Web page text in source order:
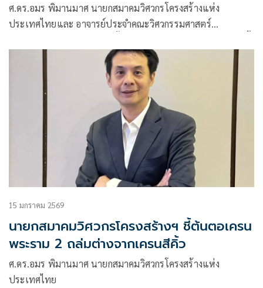
ศ.ดร.อมร พิมานมาศ นายกสมาคมวิศวกรโครงสร้างแห่ง
ประเทศไทยและ อาจารย์ประจำคณะวิศวกรรมศาสตร์
เกิดขึ้นกับโครงการก่อสร้างภาครัฐทั้งหมด
15 มกราคม 2569
นายกสมาคมวิศวกรโครงสร้างฯ ชี้ต้นตอเครน
พระราม 2 ถล่มต่างจากเครนสีคิ้ว
ศ.ดร.อมร พิมานมาศ นายกสมาคมวิศวกรโครงสร้างแห่ง
ประเทศไทย